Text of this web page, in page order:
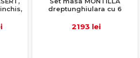
dreptunghiulara cu 6
ecologica gri, 160x80x75 cm
2193 lei